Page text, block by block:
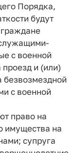
Порядка,
будут
с военной
и (или)
безвозмездной
с военной
право на
имущества на
супруга